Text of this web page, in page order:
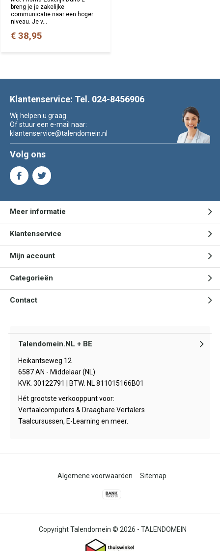
breng je je zakelijke
communicatie naar een hoger
niveau. Je v...
€ 38,95
Klantenservice: Tel. 024-8456906
Wij helpen u graag.
Of stuur een e-mail naar:
klantenservice@talendomein.nl
Volg ons
Meer informatie
Klantenservice
Mijn account
Categorieën
Contact
Talendomein.NL + BE
Heikantseweg 12
6587 AN - Middelaar (NL)
KVK: 30122791 | BTW: NL 811015166B01
Hét grootste verkooppunt voor:
Vertaalcomputers & Draagbare Vertalers
Taalcursussen, E-Learning en meer.
© 2026 - TALENDOMEIN
Algemene voorwaarden Sitemap